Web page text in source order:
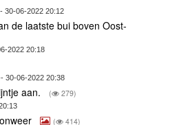
30-06-2022 20:12
de laatste bui boven Oost-
2022 20:18
30-06-2022 20:38
aan. ( 279)
( 414)